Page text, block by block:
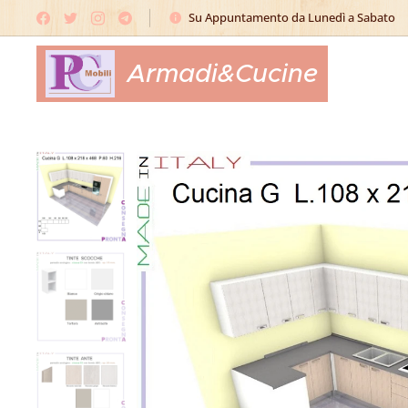
Su Appuntamento da Lunedì a Sabato
Armadi&Cucine